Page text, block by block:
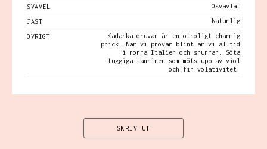
SVAVEL
Osvavlat
JÄST Naturlig
ÖVRIGT
Kadarka druvan är en otroligt charmig
prick. När vi provar blint är vi alltid
i norra Italien och snurrar. Söta
tuggiga tanniner som möts upp av viol
och fin volativitet.
SKRIV UT